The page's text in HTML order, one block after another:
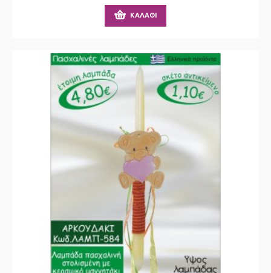
ΚΑΛΆΘΙ